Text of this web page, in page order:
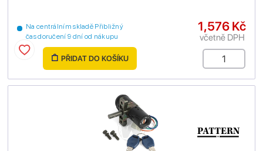
Na centrálním skladě Přibližný
čas doručení 9 dní od nákupu
1,576 Kč
včetně DPH
PŘIDAT DO KOŠÍKU